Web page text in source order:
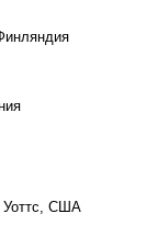
Уоттс, США